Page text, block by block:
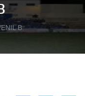
B